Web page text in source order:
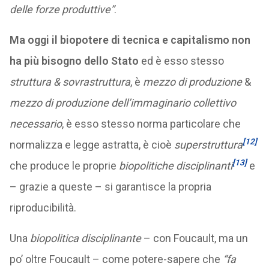
delle forze produttive”.
Ma oggi il biopotere di tecnica e capitalismo non
ha più bisogno dello Stato ed è esso stesso
struttura & sovrastruttura, è mezzo di produzione&
mezzo di produzione dell’immaginario collettivo
necessario, è esso stesso norma particolare che
normalizza e legge astratta, è cioè superstruttura[12]
che produce le proprie biopolitiche disciplinanti[13]e
– grazie a queste – si garantisce la propria
riproducibilità.
Una biopolitica disciplinante– con Foucault, ma un
po’ oltre Foucault – come potere-sapere che “fa